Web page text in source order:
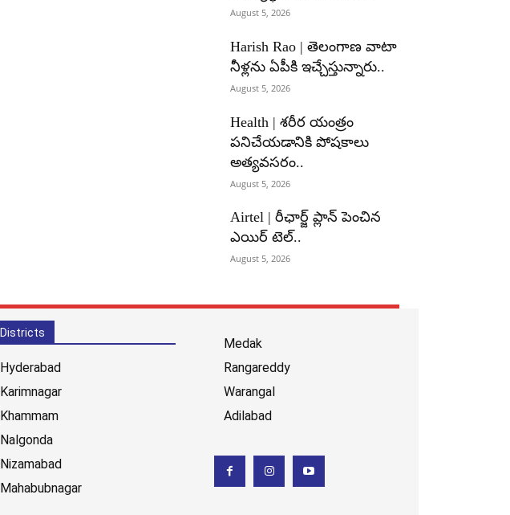
August 5, 2026
Harish Rao | తెలంగాణ వాటా
నీళ్లను ఏపీకి ఇచ్చేస్తున్నారు..
August 5, 2026
Health | శరీర యంత్రం
పనిచేయడానికి పోషకాలు
అత్యవసరం..
August 5, 2026
Airtel | రీఛార్జ్ ప్లాన్ పెంచిన
ఎయిర్ టెల్..
August 5, 2026
Districts
Hyderabad
Karimnagar
Khammam
Nalgonda
Nizamabad
Mahabubnagar
Medak
Rangareddy
Warangal
Adilabad